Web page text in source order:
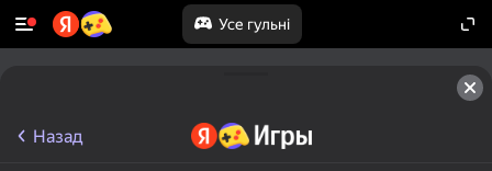
Усе гульні
Назад